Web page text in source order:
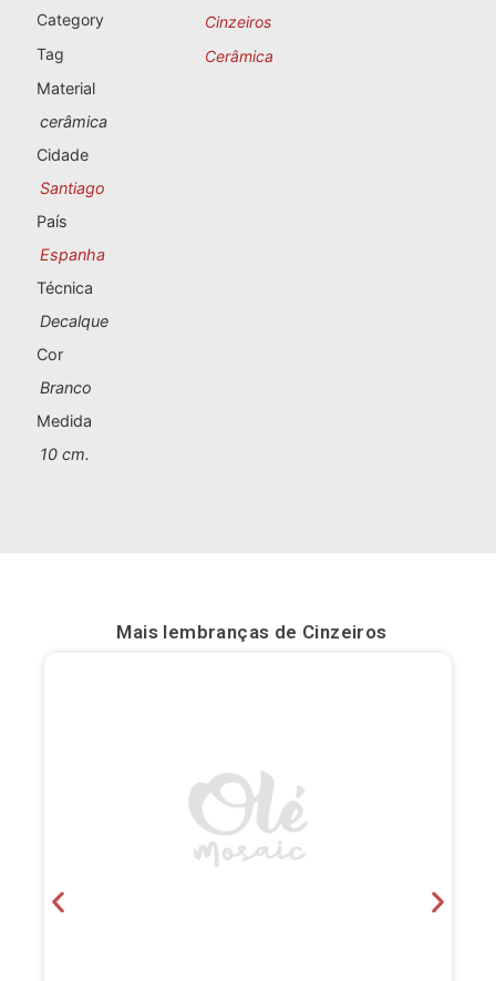
Lembranças personalizadas
A Corunha
Ávila
Barcelona
Category
Cinzeiros
Tag
Cerâmica
Material
cerâmica
Cidade
Santiago
País
Espanha
Técnica
Decalque
Cor
Branco
Medida
10 cm.
Mais lembranças de Cinzeiros